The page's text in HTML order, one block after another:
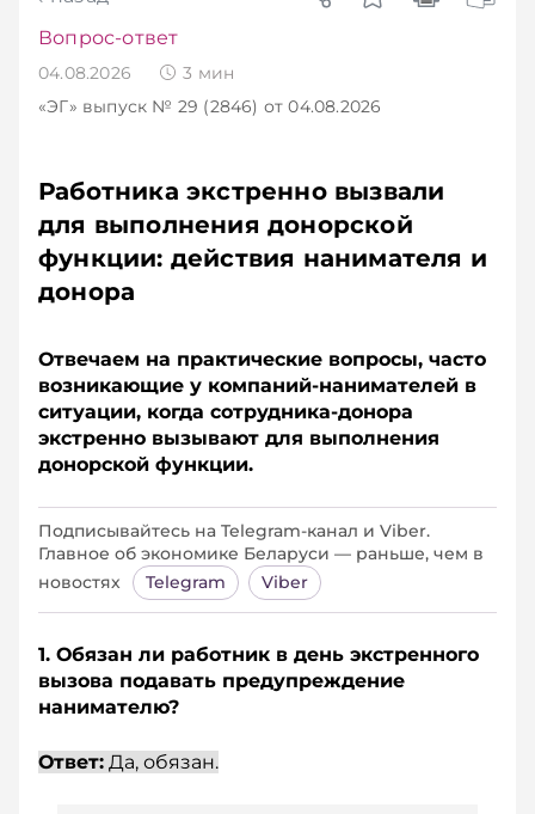
Вопрос-ответ
04.08.2026 3 мин
«ЭГ» выпуск № 29 (2846) от 04.08.2026
Работника экстренно вызвали
для выполнения донорской
функции: действия нанимателя и
донора
Отвечаем на практические вопросы, часто
возникающие у компаний-­нанимателей в
ситуации, когда сотрудника-­донора
экстренно вызывают для выполнения
донорской функции.
Подписывайтесь на Telegram‑канал и Viber.
Главное об экономике Беларуси — раньше, чем в
новостях
Telegram Viber
1. Обязан ли работник в день экстренного
вызова подавать предупреждение
нанимателю?
Ответ: Да, обязан.